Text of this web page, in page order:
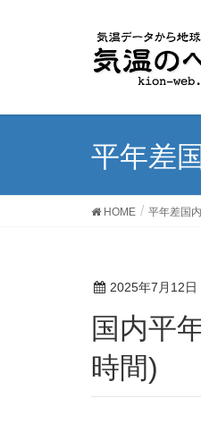
平年差
HOME 平年差国
2025年7月12日
国内平年差地点別一覧表：2025年7月11日18時(日本
時間)